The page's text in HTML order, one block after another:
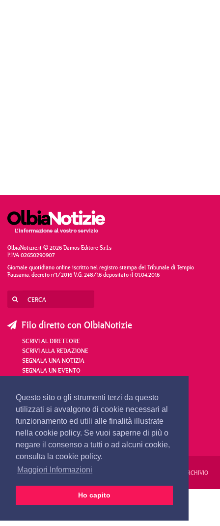
Questo sito o gli strumenti terzi da questo
utilizzati si avvalgono di cookie necessari al
funzionamento ed utili alle finalità illustrate
nella cookie policy. Se vuoi saperne di più o
negare il consenso a tutti o ad alcuni cookie,
consulta la cookie policy.
Maggiori Informazioni
Ho capito
OlbiaNotizie.it © 2026 Damos Editore S.r.l.s
P.IVA 02650290907
Giornale quotidiano online iscritto nel registro stampa del Tribunale di Tempio
Pausania, decreto n°1/2016 V.G. 248/16 depositato il 01.04.2016
Filo diretto con OlbiaNotizie
SCRIVI AL DIRETTORE
SCRIVI ALLA REDAZIONE
SEGNALA UNA NOTIZIA
SEGNALA UN EVENTO
redazione@olbianotizie.it
REDAZIONE PUBBLICITÀ PRIVACY E COOKIES ARCHIVIO
24 ORE VIDEO